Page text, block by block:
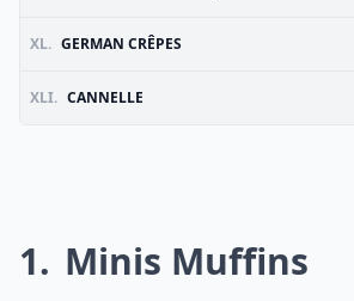
XL. GERMAN CRÊPES
XLI. CANNELLE
1 Minis Muffins